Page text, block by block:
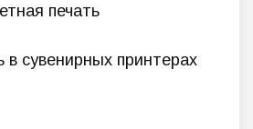
печать
в сувенирных принтерах